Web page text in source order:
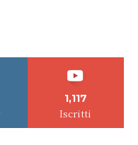
1,117
Iscritti